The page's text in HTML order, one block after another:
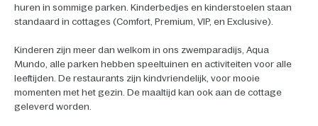
huren in sommige parken. Kinderbedjes en kinderstoelen staan
standaard in cottages (Comfort, Premium, VIP, en Exclusive).
Kinderen zijn meer dan welkom in ons zwemparadijs, Aqua
Mundo, alle parken hebben speeltuinen en activiteiten voor alle
leeftijden. De restaurants zijn kindvriendelijk, voor mooie
momenten met het gezin. De maaltijd kan ook aan de cottage
geleverd worden.